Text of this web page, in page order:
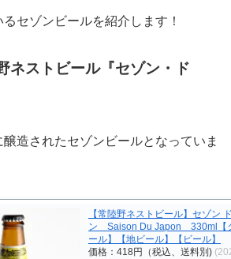
セゾンビールを紹介します！
ネストビール『セゾン・ド
造されたセゾンビールとなっていま
【常陸野ネストビール】セゾン
ン Saison Du Japon 330ml【
ール】【地ビール】【ビール】
価格：418円（税込、送料別)